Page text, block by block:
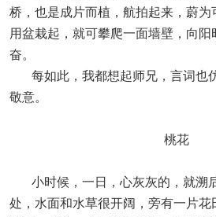
桥，也是成片而植，航拍起来，蔚为
用盆栽起，就可攀爬一面墙壁，向
奋。
每如此，我都想起师兄，言词也
敬意。
桃花
小时候，一日，心灰灰的，就溯
处，水面和水草很开阔，旁有一片花